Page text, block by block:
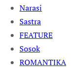
Narasi
Sastra
FEATURE
Sosok
ROMANTIKA